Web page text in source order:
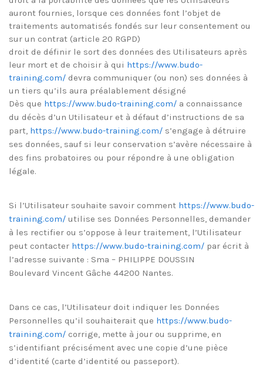
auront fournies, lorsque ces données font l’objet de
traitements automatisés fondés sur leur consentement ou
sur un contrat (article 20 RGPD)
droit de définir le sort des données des Utilisateurs après
leur mort et de choisir à qui https://www.budo-
training.com/ devra communiquer (ou non) ses données à
un tiers qu’ils aura préalablement désigné
Dès que https://www.budo-training.com/ a connaissance
du décès d’un Utilisateur et à défaut d’instructions de sa
part, https://www.budo-training.com/ s’engage à détruire
ses données, sauf si leur conservation s’avère nécessaire à
des fins probatoires ou pour répondre à une obligation
légale.
Si l’Utilisateur souhaite savoir comment https://www.budo-
training.com/ utilise ses Données Personnelles, demander
à les rectifier ou s’oppose à leur traitement, l’Utilisateur
peut contacter https://www.budo-training.com/ par écrit à
l’adresse suivante : Sma – PHILIPPE DOUSSIN
Boulevard Vincent Gâche 44200 Nantes.
Dans ce cas, l’Utilisateur doit indiquer les Données
Personnelles qu’il souhaiterait que https://www.budo-
training.com/ corrige, mette à jour ou supprime, en
s’identifiant précisément avec une copie d’une pièce
d’identité (carte d’identité ou passeport).